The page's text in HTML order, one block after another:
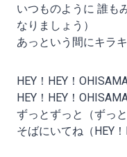
いつものように 誰も
なりましょう）
あっという間にキラ
HEY！HEY！
HEY！HEY！
ずっとずっと（ずっと
そばにいてね（HEY！